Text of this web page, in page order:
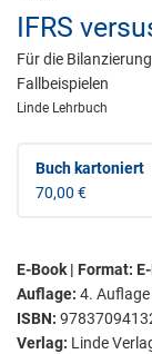
IFRS
Für die
Fallbeispielen
Linde Lehrbuch
Buch kartoniert
70,00 €
E-Book | Format:
Auflage: 4.
ISBN:
Verlag: Linde